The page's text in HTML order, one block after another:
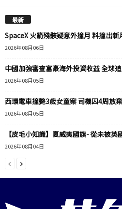
最新
SpaceX 火箭殘骸疑意外撞月 料撞出新
2026年08月06日
中國加強審查富豪海外投資收益 全球
2026年08月05日
西環電車撞斃3歲女童案 司機囚4周放
2026年08月05日
【皮毛小知識】夏威夷國旗- 從未被
2026年08月04日